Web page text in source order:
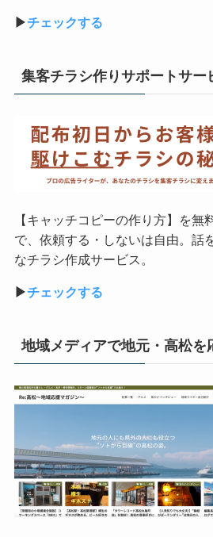
▶︎チェックする
集客チラシ作りサポートサー
【キャッチコピーの作り方】を無
で、依頼する・しないは自由。話
なチラシ作成サービス。
▶︎チェックする
地域メディアで地元・高松を